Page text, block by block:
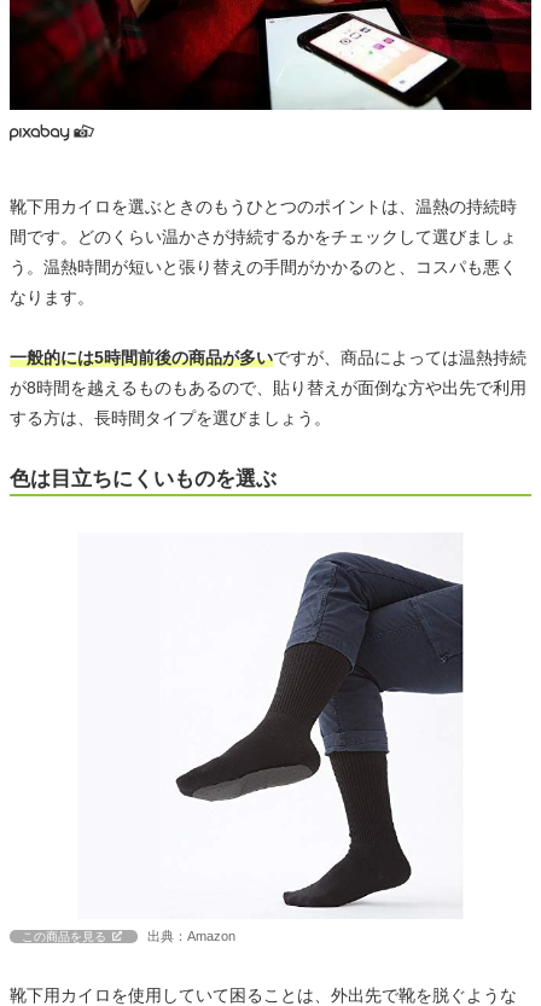
靴下用カイロを選ぶときのもうひとつのポイントは、温熱の持続時
間です。どのくらい温かさが持続するかをチェックして選びましょ
う。温熱時間が短いと張り替えの手間がかかるのと、コスパも悪く
なります。
一般的には5時間前後の商品が多いですが、商品によっては温熱持続
が8時間を越えるものもあるので、貼り替えが面倒な方や出先で利用
する方は、長時間タイプを選びましょう。
色は目立ちにくいものを選ぶ
この商品を見る 出典：Amazon
靴下用カイロを使用していて困ることは、外出先で靴を脱ぐような